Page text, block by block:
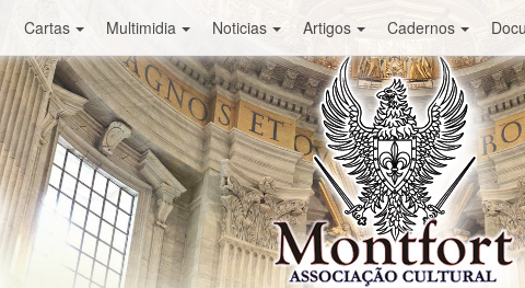
Cartas Multimidia Noticias Artigos Cadernos